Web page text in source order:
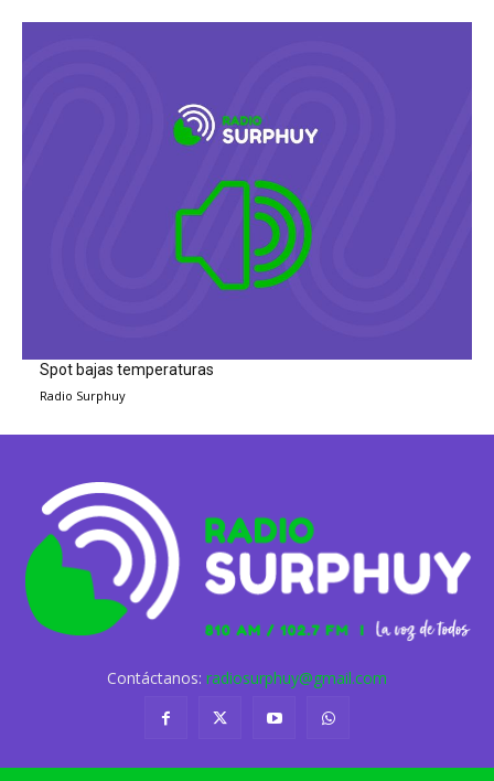
Spot bajas temperaturas
Radio Surphuy
Contáctanos: radiosurphuy@gmail.com